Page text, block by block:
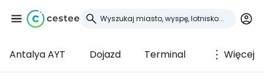
Antalya AYT Dojazd Terminal Więcej
Zaloguj się do